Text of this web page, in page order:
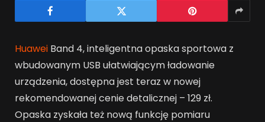
Huawei Band 4, inteligentna opaska sportowa z
wbudowanym USB ułatwiającym ładowanie
urządzenia, dostępna jest teraz w nowej
rekomendowanej cenie detalicznej – 129 zł.
Opaska zyskała też nową funkcję pomiaru